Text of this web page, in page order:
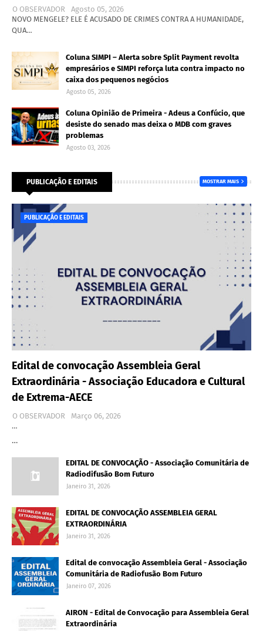
O OBSERVADOR
Agosto 05, 2026
NOVO MENGELE? ELE É ACUSADO DE CRIMES CONTRA A HUMANIDADE,
QUA…
Coluna SIMPI – Alerta sobre Split Payment revolta
empresários e SIMPI reforça luta contra impacto no
caixa dos pequenos negócios
Agosto 05, 2026
Coluna Opinião de Primeira - Adeus a Confúcio, que
desiste do senado mas deixa o MDB com graves
problemas
Agosto 03, 2026
PUBLICAÇÃO E EDITAIS MOSTRAR MAIS
PUBLICAÇÃO E EDITAIS
Edital de convocação Assembleia Geral
Extraordinária - Associação Educadora e Cultural
de Extrema-AECE
O OBSERVADOR
Março 06, 2026
…
…
EDITAL DE CONVOCAÇÃO - Associação Comunitária de
Radiodifusão Bom Futuro
Janeiro 31, 2026
EDITAL DE CONVOCAÇÃO ASSEMBLEIA GERAL
EXTRAORDINÁRIA
Janeiro 31, 2026
Edital de convocação Assembleia Geral - Associação
Comunitária de Radiofusão Bom Futuro
Janeiro 07, 2026
AIRON - Edital de Convocação para Assembleia Geral
Extraordinária